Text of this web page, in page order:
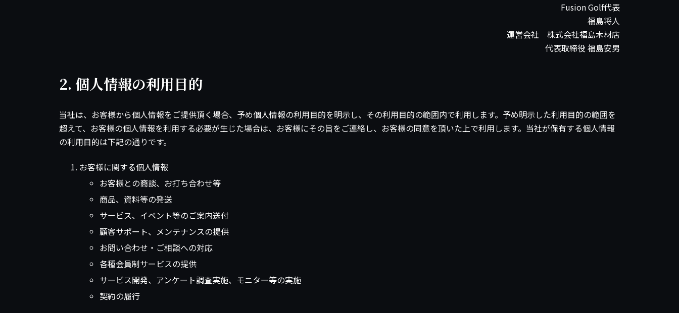
Fusion Golf代表
福島将人
運営会社 株式会社福島木材店
代表取締役 福島安男
2. 個人情報の利用目的
当社は、お客様から個人情報をご提供頂く場合、予め個人情報の利用目的を明示し、その利用目的の範囲内で利用します。予め明示した利用目的の範囲を
超えて、お客様の個人情報を利用する必要が生じた場合は、お客様にその旨をご連絡し、お客様の同意を頂いた上で利用します。当社が保有する個人情報
の利用目的は下記の通りです。
お客様に関する個人情報
お客様との商談、お打ち合わせ等
商品、資料等の発送
サービス、イベント等のご案内送付
顧客サポート、メンテナンスの提供
お問い合わせ・ご相談への対応
各種会員制サービスの提供
サービス開発、アンケート調査実施、モニター等の実施
契約の履行